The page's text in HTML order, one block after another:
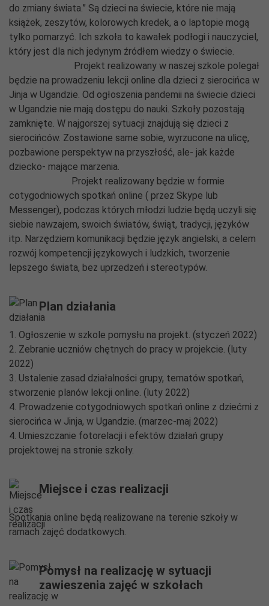
do zmiany świata.” Są dzieci na świecie, które nie mają
książek, zeszytów, kolorowych kredek, a o laptopie mogą
tylko pomarzyć. Ich szkoła to kawałek podłogi i nauczyciel,
który jest dla nich jedynym źródłem wiedzy o świecie.
Projekt realizowany w naszej szkole polegał
będzie na prowadzeniu lekcji online dla dzieci z sierocińca w
Jinja w Ugandzie. Od ogłoszenia pandemii na świecie dzieci
w Ugandzie nie mają dostępu do nauki. Szkoły pozostają
zamknięte. W najgorszej sytuacji znajdują się dzieci z
sierocińców. Zostawione same sobie, wyrzucone na ulicę,
pozbawione perspektyw na przyszłość, ale- jak każde
dziecko- mające marzenia.
Projekt realizowany będzie w formie
cotygodniowych spotkań online ( przez Skype lub
Messenger), podczas których młodzi ludzie będą uczyli się
siebie nawzajem, swoich światów, świąt, tradycji, języków
itp. Narzędziem komunikacji będzie język angielski, a celem
rozwój kompetencji językowych i ludzkich, tworzenie
lepszego świata, bez uprzedzeń i stereotypów.
Plan działania
1. Ogłoszenie w szkole pomysłu na projekt. (styczeń 2022)
2. Zebranie uczniów chętnych do pracy w projekcie. (luty
2022)
3. Ustalenie zasad działalności grupy, tematów spotkań,
stworzenie planów lekcji online. (luty 2022)
4. Prowadzenie cotygodniowych spotkań online z dziećmi z
sierocińca w Jinja, w Ugandzie. (marzec-maj 2022)
4. Umieszczanie fotorelacji i efektów działań grupy
projektowej na stronie szkoły.
Miejsce i czas realizacji
Spotkania online będą realizowane na terenie szkoły w
ramach zajęć dodatkowych.
Pomysł na realizację w sytuacji
zawieszenia zajęć w szkołach